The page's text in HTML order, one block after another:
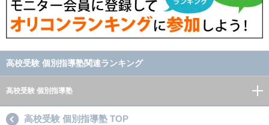
高校受験 個別指導塾関連ランキング
高校受験 個別指導塾
高校受験 個別指導塾 TOP